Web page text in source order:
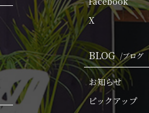
X
BLOG /ブログ
お知らせ
ピックアップ